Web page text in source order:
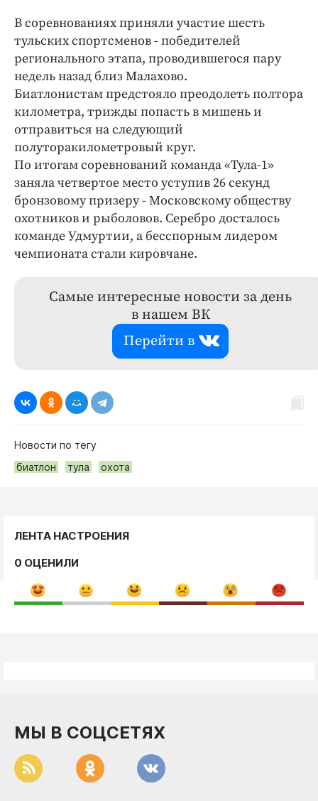
В соревнованиях приняли участие шесть
тульских спортсменов - победителей
регионального этапа, проводившегося пару
недель назад близ Малахово.
Биатлонистам предстояло преодолеть полтора
километра, трижды попасть в мишень и
отправиться на следующий
полуторакилометровый круг.
По итогам соревнований команда «Тула-1»
заняла четвертое место уступив 26 секунд
бронзовому призеру - Московскому обществу
охотников и рыболовов. Серебро досталось
команде Удмуртии, а бесспорным лидером
чемпионата стали кировчане.
Самые интересные новости за день
в нашем ВК
Перейти в
Новости по тегу
биатлон
тула охота
ЛЕНТА НАСТРОЕНИЯ
0 ОЦЕНИЛИ
МЫ В СОЦСЕТЯХ